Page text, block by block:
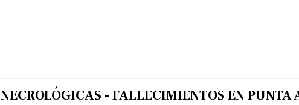
NECROLÓGICAS - FALLECIMIENTOS EN PUNTA